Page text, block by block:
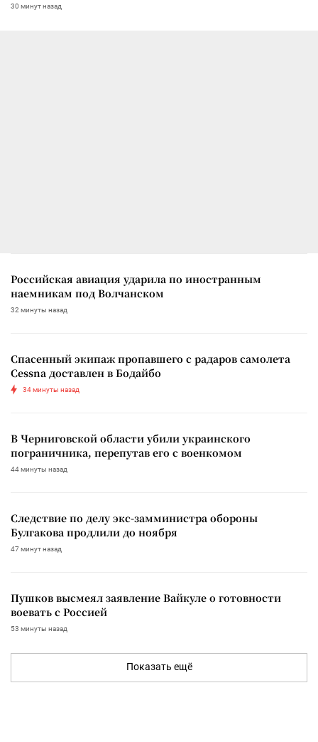
30 минут назад
Российская авиация ударила по иностранным
наемникам под Волчанском
32 минуты назад
Спасенный экипаж пропавшего с радаров самолета
Cessna доставлен в Бодайбо
34 минуты назад
В Черниговской области убили украинского
пограничника, перепутав его с военкомом
44 минуты назад
Следствие по делу экс-замминистра обороны
Булгакова продлили до ноября
47 минут назад
Пушков высмеял заявление Вайкуле о готовности
воевать с Россией
53 минуты назад
Показать ещё